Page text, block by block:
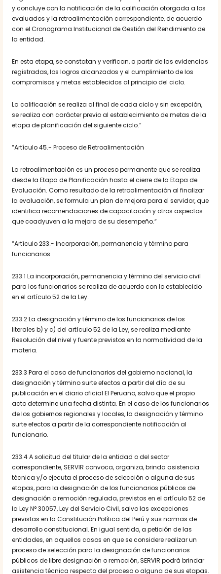
y concluye con la notificación de la calificación otorgada a los
evaluados y la retroalimentación correspondiente, de acuerdo
con el Cronograma Institucional de Gestión del Rendimiento de
la entidad.
En esta etapa, se constatan y verifican, a partir de las evidencias
registradas, los logros alcanzados y el cumplimiento de los
compromisos y metas establecidos al principio del ciclo.
La calificación se realiza al final de cada ciclo y sin excepción,
se realiza con carácter previo al establecimiento de metas de la
etapa de planificación del siguiente ciclo.”
“Artículo 45.- Proceso de Retroalimentación
La retroalimentación es un proceso permanente que se realiza
desde la Etapa de Planificación hasta el cierre de la Etapa de
Evaluación. Como resultado de la retroalimentación al finalizar
la evaluación, se formula un plan de mejora para el servidor, que
identifica recomendaciones de capacitación y otros aspectos
que coadyuven a la mejora de su desempeño.”
“Artículo 233.- Incorporación, permanencia y término para
funcionarios
233.1 La incorporación, permanencia y término del servicio civil
para los funcionarios se realiza de acuerdo con lo establecido
en el artículo 52 de la Ley.
233.2 La designación y término de los funcionarios de los
literales b) y c) del artículo 52 de la Ley, se realiza mediante
Resolución del nivel y fuente previstos en la normatividad de la
materia.
233.3 Para el caso de funcionarios del gobierno nacional, la
designación y término surte efectos a partir del día de su
publicación en el diario oficial El Peruano, salvo que el propio
acto determine una fecha distinta. En el caso de los funcionarios
de los gobiernos regionales y locales, la designación y término
surte efectos a partir de la correspondiente notificación al
funcionario.
233.4 A solicitud del titular de la entidad o del sector
correspondiente, SERVIR convoca, organiza, brinda asistencia
técnica y/o ejecuta el proceso de selección o alguna de sus
etapas, para la designación de los funcionarios públicos de
designación o remoción regulada, previstos en el artículo 52 de
la Ley N° 30057, Ley del Servicio Civil, salvo las excepciones
previstas en la Constitución Política del Perú y sus normas de
desarrollo constitucional. En igual sentido, a petición de las
entidades, en aquellos casos en que se considere realizar un
proceso de selección para la designación de funcionarios
públicos de libre designación o remoción, SERVIR podrá brindar
asistencia técnica respecto del proceso o alguna de sus etapas.